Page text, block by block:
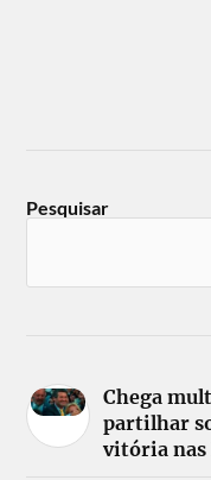
Pesquisar
Chega
partilhar
vitória nas